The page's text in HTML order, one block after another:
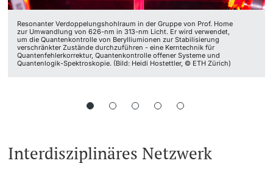
Resonanter Verdoppelungshohlraum in der Gruppe von Prof. Home
zur Umwandlung von 626-nm in 313-nm Licht. Er wird verwendet,
um die Quantenkontrolle von Berylliumionen zur Stabilisierung
verschränkter Zustände durchzuführen - eine Kerntechnik für
Quantenfehlerkorrektur, Quantenkontrolle offener Systeme und
Quantenlogik-Spektroskopie. (Bild: Heidi Hostettler, © ETH Zürich)
Interdisziplinäres Netzwerk